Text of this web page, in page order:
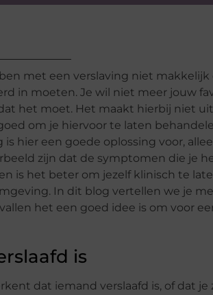
met een verslaving niet
in moeten. Je wil niet meer jouw
het moet. Het maakt hierbij niet
om je hiervoor te laten
hier een goede oplossing voor,
zijn dat de symptomen die je
is het beter om jezelf klinisch te
In dit blog vertellen we je
het een goed idee is om voor
is
dat iemand verslaafd is, of dat